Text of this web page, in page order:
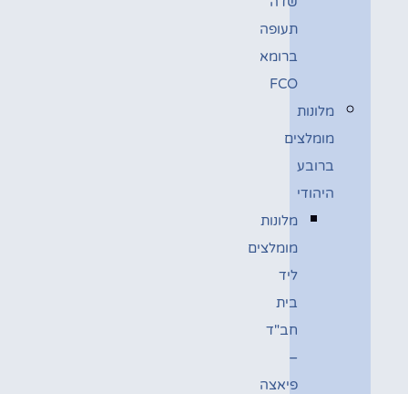
תעופה
ברומא
FCO
מלונות
מומלצים
ברובע
היהודי
מלונות
מומלצים
ליד
בית
חב"ד
–
פיאצה